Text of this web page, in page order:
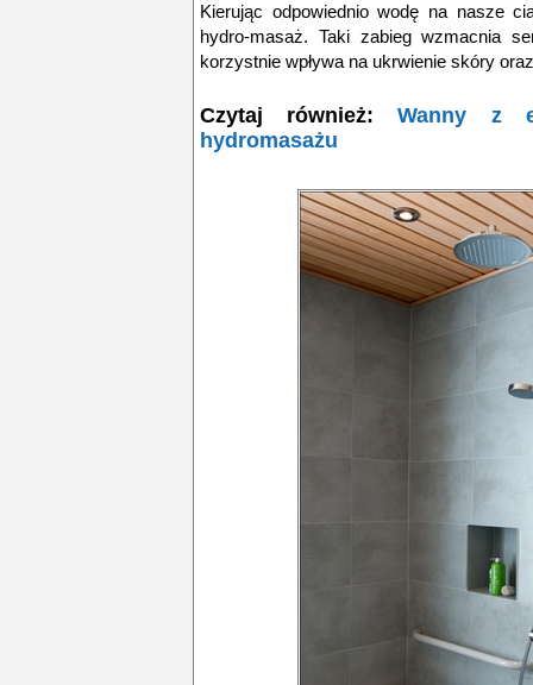
Kierując odpowiednio wodę na nasze
hydro-masaż. Taki zabieg wzmacnia
korzystnie wpływa na ukrwienie skóry
Czytaj również:Wanny z
hydromasażu